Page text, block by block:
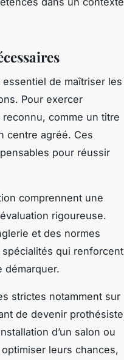
de maîtriser les
Pour exercer
comme un titre
centre agréé. Ces
pour réussir
comprennent une
rigoureuse.
et des normes
qui renforcent
démarquer.
strictes notamment sur
de devenir prothésiste
d’un salon ou
leurs chances,